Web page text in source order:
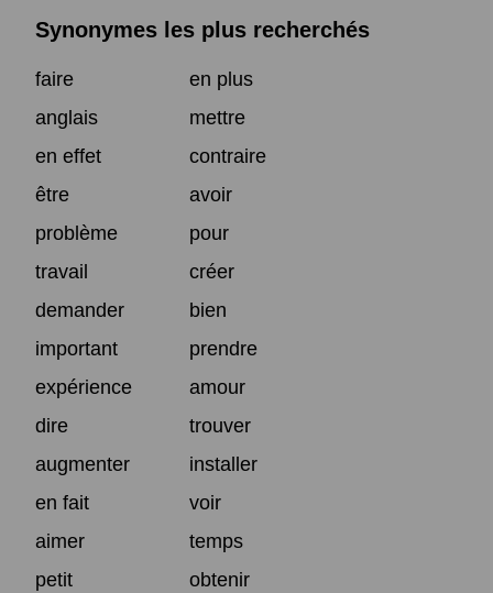
Synonymes les plus recherchés
faire
en plus
anglais
mettre
en effet
contraire
être
avoir
problème
pour
travail
créer
demander
bien
important
prendre
expérience
amour
dire
trouver
augmenter
installer
en fait
voir
aimer
temps
petit
obtenir